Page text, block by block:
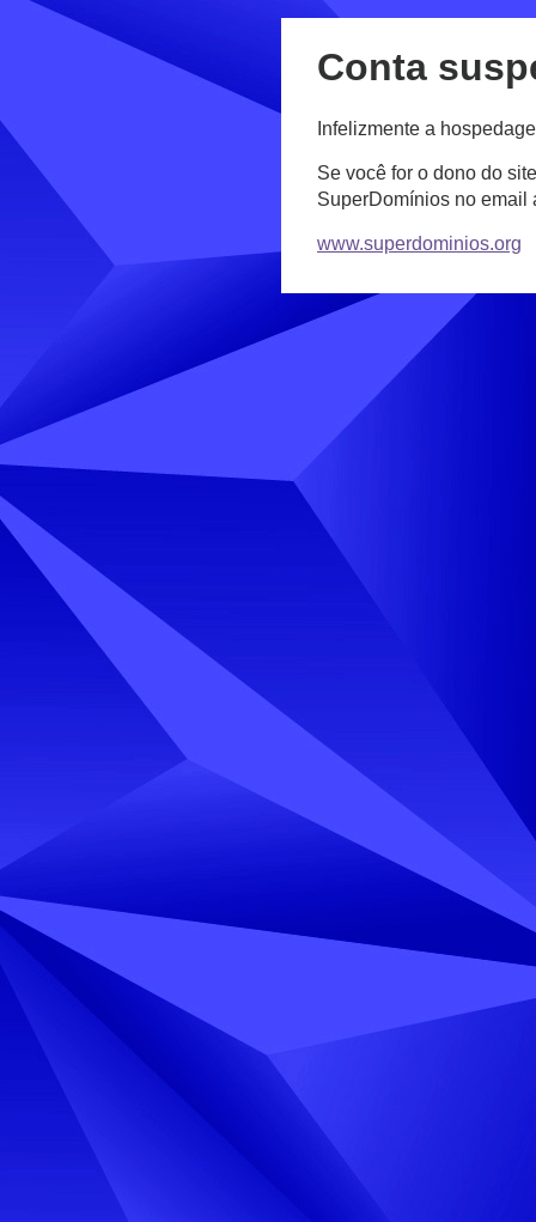
Conta
Infelizmente a
Se você for o dono do
SuperDomínios no email
www.superdominios.org